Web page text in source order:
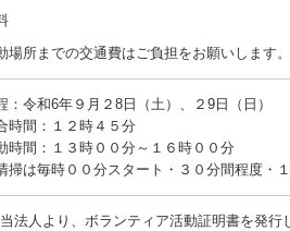
場所までの交通費はご負担をお願いします。
：令和6年９月２8日（土）、２9日（日）
時間：１２時４５分
時間：１３時００分～１６時００分
掃は毎時００分スタート・３０分間程度・
当法人より、ボランティア活動証明書を発行